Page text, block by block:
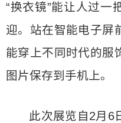
“换衣镜”能让人过一
迎。站在智能电子屏
能穿上不同时代的服
图片保存到手机上。
此次展览自2月6